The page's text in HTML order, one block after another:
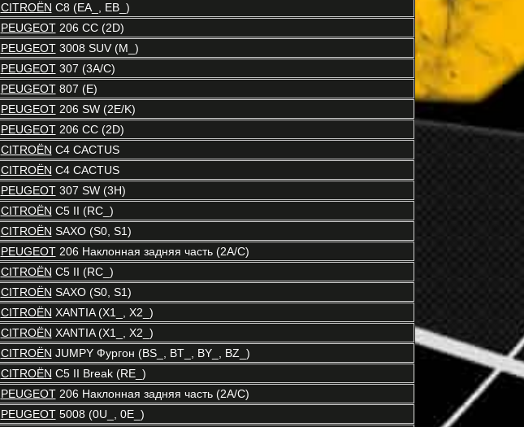
CITROËN C8 (EA_, EB_)
PEUGEOT206 CC (2D)
PEUGEOT3008 SUV (M_)
PEUGEOT307 (3A/C)
PEUGEOT807 (E)
PEUGEOT206 SW (2E/K)
PEUGEOT206 CC (2D)
CITROËN C4 CACTUS
CITROËN C4 CACTUS
PEUGEOT307 SW (3H)
CITROËN C5 II (RC_)
CITROËN SAXO (S0, S1)
PEUGEOT206 Наклонная задняя часть (2A/C)
CITROËN C5 II (RC_)
CITROËN SAXO (S0, S1)
CITROËN XANTIA (X1_, X2_)
CITROËN XANTIA (X1_, X2_)
CITROËN JUMPY Фургон (BS_, BT_, BY_, BZ_)
CITROËN C5 II Break (RE_)
PEUGEOT206 Наклонная задняя часть (2A/C)
PEUGEOT5008 (0U_, 0E_)